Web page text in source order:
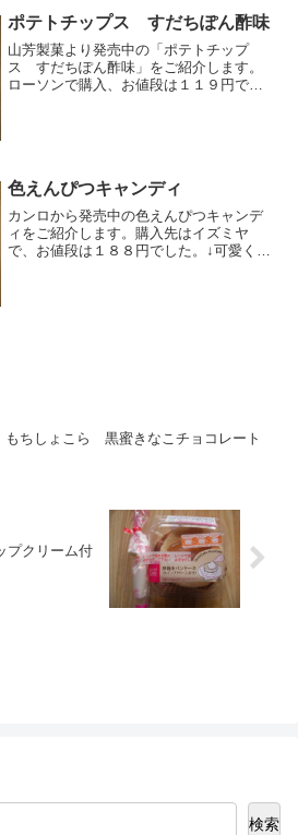
ポテトチップス すだちぽん酢味
山芳製菓より発売中の「ポテトチップ
ス すだちぽん酢味」をご紹介します。
ローソンで購入、お値段は１１９円でし
色えんぴつキャンディ
カンロから発売中の色えんぴつキャンデ
ィをご紹介します。購入先はイズミヤ
で、お値段は１８８円でした。↓可愛くて
もちしょこら 黒蜜きなこチョコレート
プクリーム付
検索